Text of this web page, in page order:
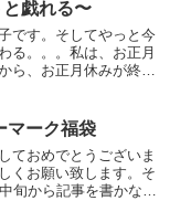
戯れる〜
です。そしてやっと今
る。。。私は、お正月
ら、お正月休みが終わ
も学校が好きとはい
の生活はや...
マーク福袋
ておめでとうございま
くお願い致します。そ
旬から記事を書かなく